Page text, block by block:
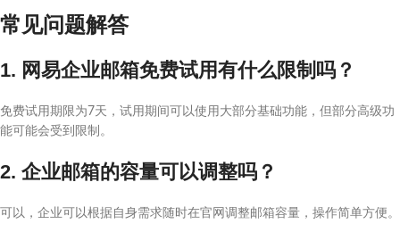
常见问题解答
1. 网易企业邮箱免费试用有什么限制吗？
免费试用期限为7天，试用期间可以使用大部分基础功能，但部分高级功
能可能会受到限制。
2. 企业邮箱的容量可以调整吗？
可以，企业可以根据自身需求随时在官网调整邮箱容量，操作简单方便。